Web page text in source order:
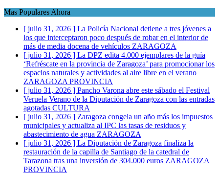
Mas Populares Ahora
[ julio 31, 2026 ] La Policía Nacional detiene a tres jóvenes a
los que interceptaron poco después de robar en el interior de
más de media docena de vehículos ZARAGOZA
[ julio 31, 2026 ] La DPZ edita 4.000 ejemplares de la guía
‘Refréscate en la provincia de Zaragoza’ para promocionar los
espacios naturales y actividades al aire libre en el verano
ZARAGOZA PROVINCIA
[ julio 31, 2026 ] Pancho Varona abre este sábado el Festival
Veruela Verano de la Diputación de Zaragoza con las entradas
agotadas CULTURA
[ julio 31, 2026 ] Zaragoza congela un año más los impuestos
municipales y actualiza al IPC las tasas de residuos y
abastecimiento de agua ZARAGOZA
[ julio 31, 2026 ] La Diputación de Zaragoza finaliza la
restauración de la capilla de Santiago de la catedral de
Tarazona tras una inversión de 304.000 euros ZARAGOZA
PROVINCIA